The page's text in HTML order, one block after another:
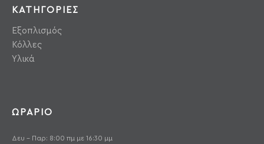
ΚΑΤΗΓΟΡΙΕΣ
Εξοπλισμός
Κόλλες
Υλικά
ΩΡΑΡΙΟ
Δευ - Παρ: 8:00 πμ με 16:30 μμ